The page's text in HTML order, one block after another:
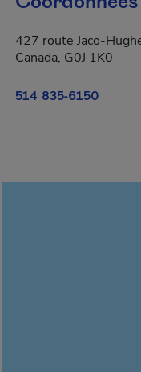
427 route Jaco-
Canada, G0J 1K0
514 835-6150